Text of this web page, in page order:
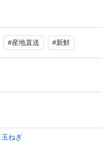
#産地直送 #新鮮
玉ねぎ